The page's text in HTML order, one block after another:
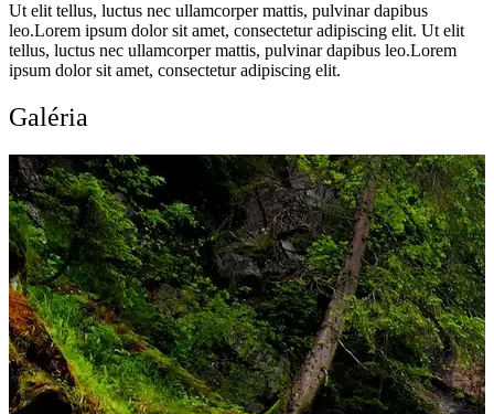
Ut elit tellus, luctus nec ullamcorper mattis, pulvinar dapibus
leo.Lorem ipsum dolor sit amet, consectetur adipiscing elit. Ut elit
tellus, luctus nec ullamcorper mattis, pulvinar dapibus leo.Lorem
ipsum dolor sit amet, consectetur adipiscing elit.
Galéria